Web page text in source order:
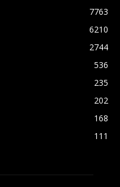
7763
6210
2744
536
235
202
168
111